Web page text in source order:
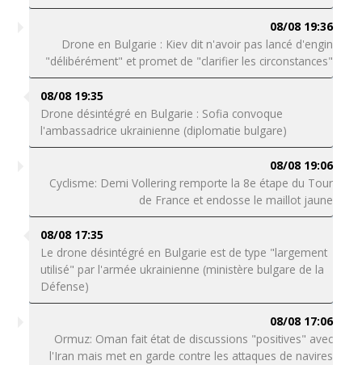
08/08 19:36
Drone en Bulgarie : Kiev dit n'avoir pas lancé d'engin
"délibérément" et promet de "clarifier les circonstances"
08/08 19:35
Drone désintégré en Bulgarie : Sofia convoque
l'ambassadrice ukrainienne (diplomatie bulgare)
08/08 19:06
Cyclisme: Demi Vollering remporte la 8e étape du Tour
de France et endosse le maillot jaune
08/08 17:35
Le drone désintégré en Bulgarie est de type "largement
utilisé" par l'armée ukrainienne (ministère bulgare de la
Défense)
08/08 17:06
Ormuz: Oman fait état de discussions "positives" avec
l'Iran mais met en garde contre les attaques de navires